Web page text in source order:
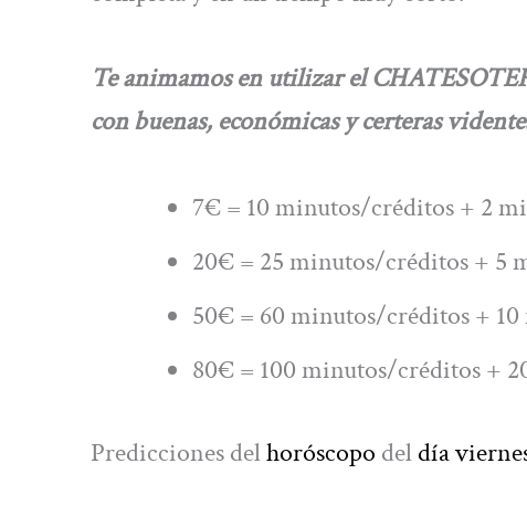
Te animamos en utilizar el
con buenas, económicas y certeras
7€ = 10 minutos/créditos + 2
20€ = 25 minutos/créditos + 5
50€ = 60 minutos/créditos +
80€ = 100 minutos/créditos +
Predicciones delhoróscopo deldía